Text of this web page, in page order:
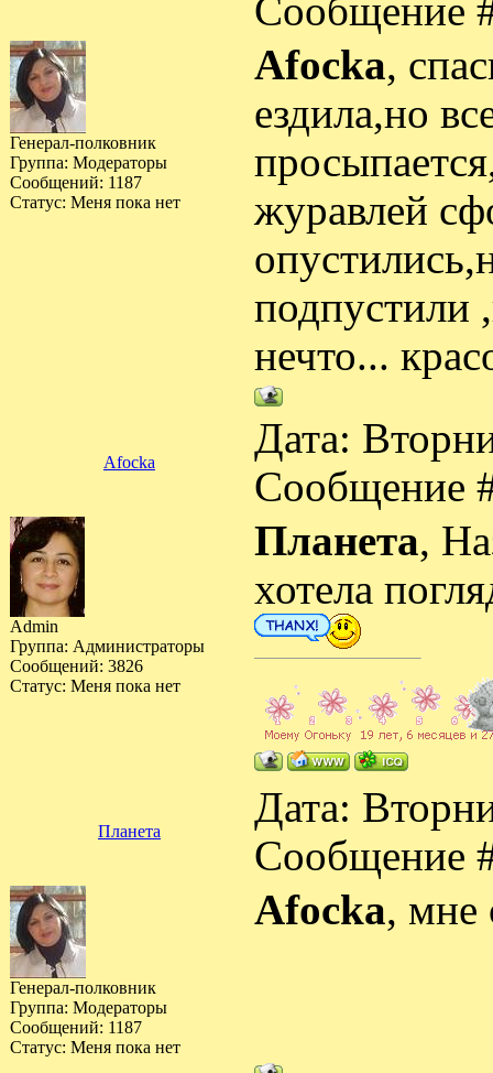
Сообщение
Генерал-полковник
Группа: Модераторы
Сообщений: 1187
Статус: Меня пока нет
Afocka,
ездила,но
журавлей
подпустили
нечто...
Afocka
Дата:
Сообщение
Admin
Группа: Администраторы
Сообщений: 3826
Статус: Меня пока нет
Планета,
хотела
Планета
Дата:
Сообщение
Генерал-полковник
Группа: Модераторы
Сообщений: 1187
Статус: Меня пока нет
Afocka, мне